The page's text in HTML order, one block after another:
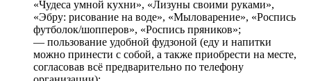
«Чудеса умной кухни», «Лизуны своими руками»,
«Эбру: рисование на воде», «Мыловарение», «Роспись
футболок/шопперов», «Роспись пряников»;
— пользование удобной фудзоной (еду и напитки
можно принести с собой, а также приобрести на месте,
согласовав всё предварительно по телефону